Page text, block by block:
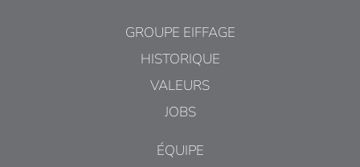
GROUPE EIFFAGE
HISTORIQUE
VALEURS
JOBS
ÉQUIPE